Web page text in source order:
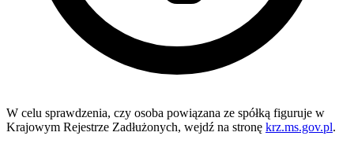
W celu sprawdzenia, czy osoba powiązana ze spółką figuruje w
Krajowym Rejestrze Zadłużonych, wejdź na stronę krz.ms.gov.pl.